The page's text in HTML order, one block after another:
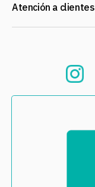
Atención a clientes